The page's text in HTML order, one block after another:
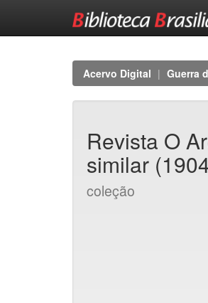
Acervo Digital Guerra
Revista O
similar
coleção